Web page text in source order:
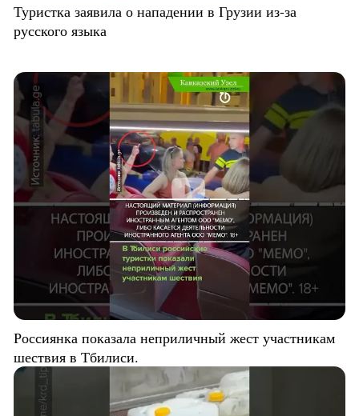
Туристка заявила о нападении в Грузии из-за
русского языка
Россиянка показала неприличный жест участникам
шествия в Тбилиси.